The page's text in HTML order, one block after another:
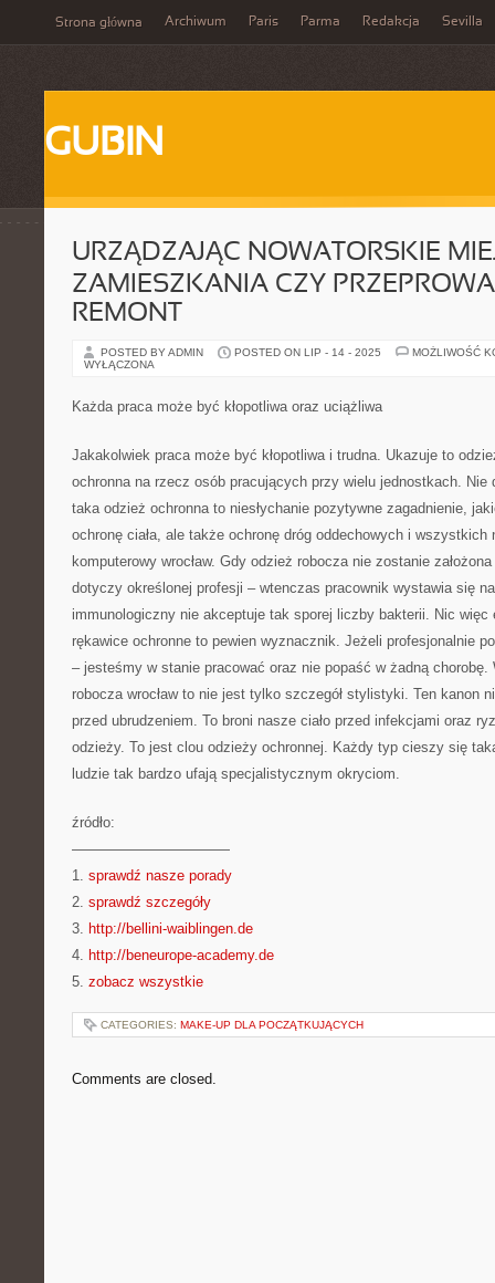
Strona główna Archiwum Paris Parma Redakcja Sevilla
GUBIN
URZĄDZAJĄC NOWATORSKIE
ZAMIESZKANIA CZY
REMONT
POSTED BY ADMIN POSTED ON LIP - 14 - 2025
MOŻLIWOŚĆ
WYŁĄCZONA
Każda praca może być kłopotliwa oraz uciążliwa
Jakakolwiek praca może być kłopotliwa i trudna. Ukazuje to
ochronna na rzecz osób pracujących przy wielu jednostkach. Nie
taka odzież ochronna to niesłychanie pozytywne zagadnienie,
ochronę ciała, ale także ochronę dróg oddechowych i wszystkich
komputerowy wrocław. Gdy odzież robocza nie zostanie
dotyczy określonej profesji – wtenczas pracownik wystawia się
immunologiczny nie akceptuje tak sporej liczby bakterii. Nic
rękawice ochronne to pewien wyznacznik. Jeżeli profesjonalnie
– jesteśmy w stanie pracować oraz nie popaść w żadną
robocza wrocław to nie jest tylko szczegół stylistyki. Ten kanon
przed ubrudzeniem. To broni nasze ciało przed infekcjami oraz
odzieży. To jest clou odzieży ochronnej. Każdy typ cieszy się
ludzie tak bardzo ufają specjalistycznym okryciom.
źródło:
———————————
1. sprawdź nasze porady
2. sprawdź szczegóły
3. http://bellini-waiblingen.de
4. http://beneurope-academy.de
5. zobacz wszystkie
CATEGORIES: MAKE-UP DLA POCZĄTKUJĄCYCH
Comments are closed.